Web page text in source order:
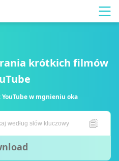
krótkich filmów
w mgnieniu oka